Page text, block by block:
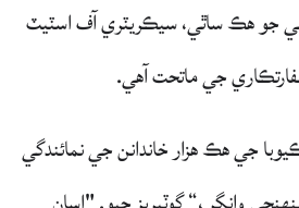
جو هڪ ساٿي، سيڪريٽري آف اسٽيٽ
جي ماتحت آهي.
جي هڪ هزار خاندانن جي نمائندگي